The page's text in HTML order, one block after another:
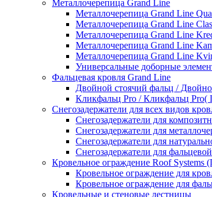
Металлочерепица Grand Line
Металлочерепица Grand Line
Металлочерепица Grand Line
Металлочерепица Grand Line
Металлочерепица Grand Line
Металлочерепица Grand Line
Универсальные доборные
Фальцевая кровля Grand Line
Двойной стоячий фальц /
Кликфальц Pro / Кликфальц Pro(
Снегозадержатели для всех видов
Снегозадержатели для
Снегозадержатели для
Снегозадержатели для
Снегозадержатели для
Кровельное ограждение Roof Systems
Кровельное ограждение для
Кровельное ограждение для
Кровельные и стеновые лестницы